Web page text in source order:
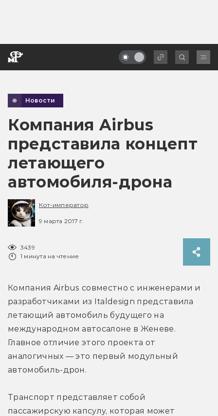
Новости
Компания Airbus
представила концепт
летающего
автомобиля-дрона
Кот-император
9 марта 2017 г.
3439
1 минута на чтение
Компания Airbus совместно с инженерами и
разработчиками из Italdesign представила
летающий автомобиль будущего на
международном автосалоне в Женеве.
Главное отличие этого проекта от
аналогичных — это первый модульный
автомобиль-дрон.
Транспорт представляет собой
пассажирскую капсулу, которая может